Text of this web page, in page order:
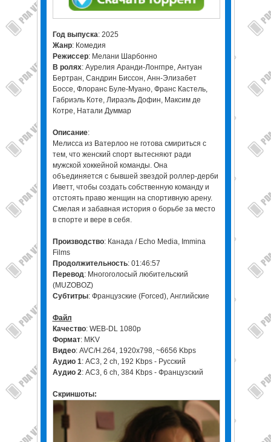
Год выпуска: 2025
Жанр: Комедия
Режиссер: Мелани Шарбонно
В ролях: Аурелия Аранди-Лонгпре, Антуан
Бертран, Сандрин Биссон, Анн-Элизабет
Боссе, Флоранс Буле-Муано, Франс Кастель,
Габриэль Коте, Лираэль Дофин, Максим де
Котре, Натали Думмар
Описание:
Мелисса из Ватерлоо не готова смириться с
тем, что женский спорт вытесняют ради
мужской хоккейной команды. Она
объединяется с бывшей звездой роллер-дерби
Иветт, чтобы создать собственную команду и
отстоять право женщин на спортивную арену.
Смелая и забавная история о борьбе за место
в спорте и вере в себя.
Производство: Канада / Echo Media, Immina
Films
Продолжительность: 01:46:57
Перевод: Многоголосый любительский
(MUZOBOZ)
Субтитры: Французские (Forced), Английские
Файл
Качество: WEB-DL 1080p
Формат: MKV
Видео: AVC/H.264, 1920x798, ~6656 Kbps
Аудио 1: AC3, 2 ch, 192 Kbps - Русский
Аудио 2: AC3, 6 ch, 384 Kbps - Французский
Скриншоты: